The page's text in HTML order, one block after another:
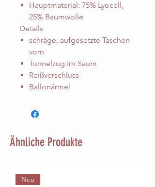
Hauptmaterial: 75% Lyocell,
25% Baumwolle
Details
schräge, aufgesetzte Taschen
vorn
Tunnelzug im Saum
Reißverschluss
Ballonärmel
Ähnliche Produkte
Neu